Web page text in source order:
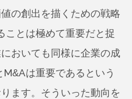
の創出を描くための戦略
ことは極めて重要だと捉
おいても同様に企業の成
は重要であるという
ます。そういった動向を